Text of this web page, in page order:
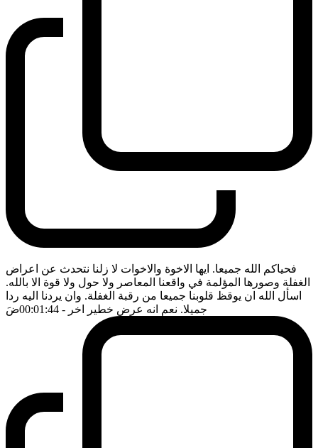
فحياكم الله جميعا. ايها الاخوة والاخوات لا زلنا نتحدث عن اعراض
الغفلة وصورها المؤلمة في واقعنا المعاصر ولا حول ولا قوة الا بالله.
اسأل الله ان يوقظ قلوبنا جميعا من رقبة الغفلة. وان يردنا اليه ردا
جميلا. نعم انه عرض خطير اخر - 00:01:44 ضَ